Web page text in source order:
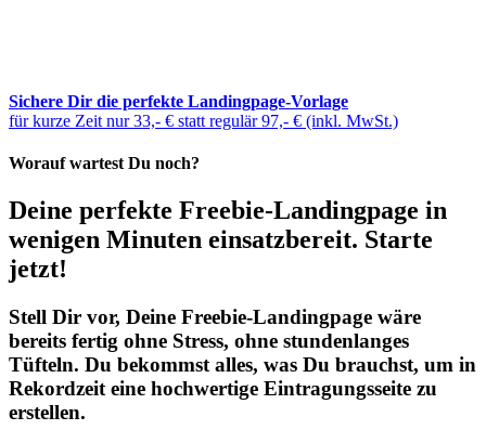
Sichere Dir die perfekte Landingpage-Vorlage
für kurze Zeit nur 33,- € statt regulär 97,- € (inkl. MwSt.)
Worauf wartest Du noch?
Deine perfekte Freebie-Landingpage in
wenigen Minuten einsatzbereit. Starte
jetzt!
Stell Dir vor, Deine Freebie-Landingpage wäre
bereits fertig ohne Stress, ohne stundenlanges
Tüfteln. Du bekommst alles, was Du brauchst, um in
Rekordzeit eine hochwertige Eintragungsseite zu
erstellen.